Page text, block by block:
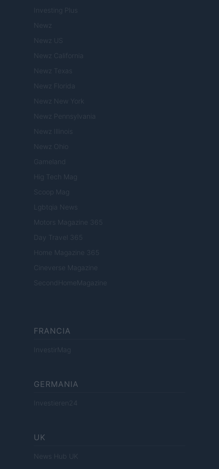
Investing Plus
Newz
Newz US
Newz California
Newz Texas
Newz Florida
Newz New York
Newz Pennsylvania
Newz Illinois
Newz Ohio
Gameland
Hig Tech Mag
Scoop Mag
Lgbtqia News
Motors Magazine 365
Day Travel 365
Home Magazine 365
Cineverse Magazine
SecondHomeMagazine
FRANCIA
InvestirMag
GERMANIA
Investieren24
UK
News Hub UK